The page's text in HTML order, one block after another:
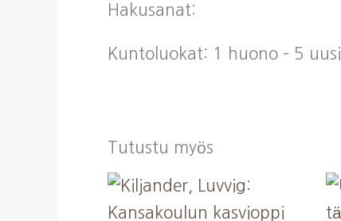
Hakusanat:
Kuntoluokat: 1 huono – 5 uusi
Tutustu myös